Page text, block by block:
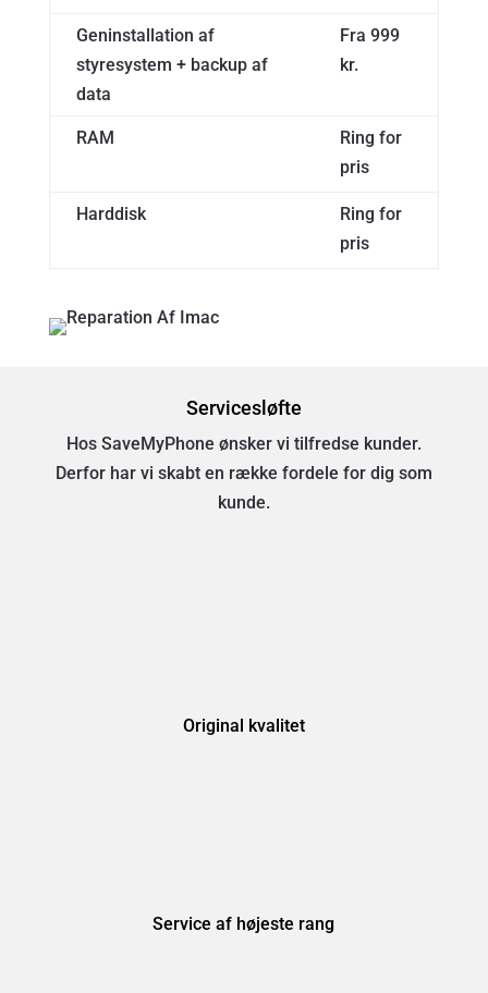
Geninstallation af
styresystem + backup af
data
Fra 999
kr.
RAM
Ring for
pris
Harddisk
Ring for
pris
Servicesløfte
Hos SaveMyPhone ønsker vi tilfredse kunder.
Derfor har vi skabt en række fordele for dig som
kunde.
Original kvalitet
Service af højeste rang